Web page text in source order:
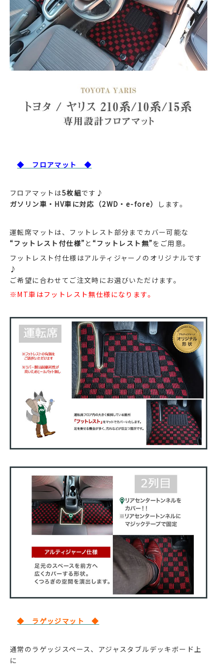
◆ フロアマット ◆
フロアマットは5枚組です♪
ガソリン車・HV車に対応（2WD・e-fore）
します。
運転席マットは、フットレスト部分までカバー可能な
“フットレスト付仕様”と “フットレスト無”をご用意。
フットレスト付仕様はアルティジャーノのオリジナルです
♪
ご希望に合わせてご注文時にお選びいただけます。
※MT車はフットレスト無仕様になります。
◆ ラゲッジマット ◆
通常のラゲッジスペース、アジャスタブルデッキボード上
に